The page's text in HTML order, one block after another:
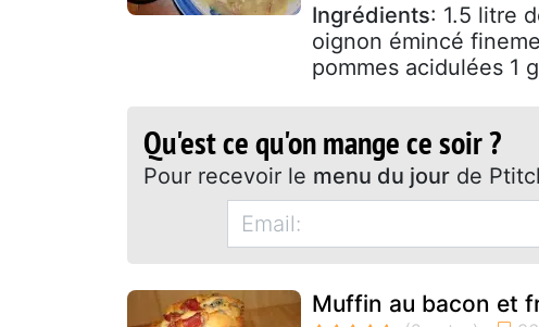
Ingrédients: 1.5 litre
oignon émincé
pommes acidulées 1
Qu'est ce qu'on mange ce soir ?
Pour recevoir le menu du jour de
Muffin au bacon et